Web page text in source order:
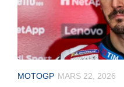
MOTOGP MARS 22, 2026